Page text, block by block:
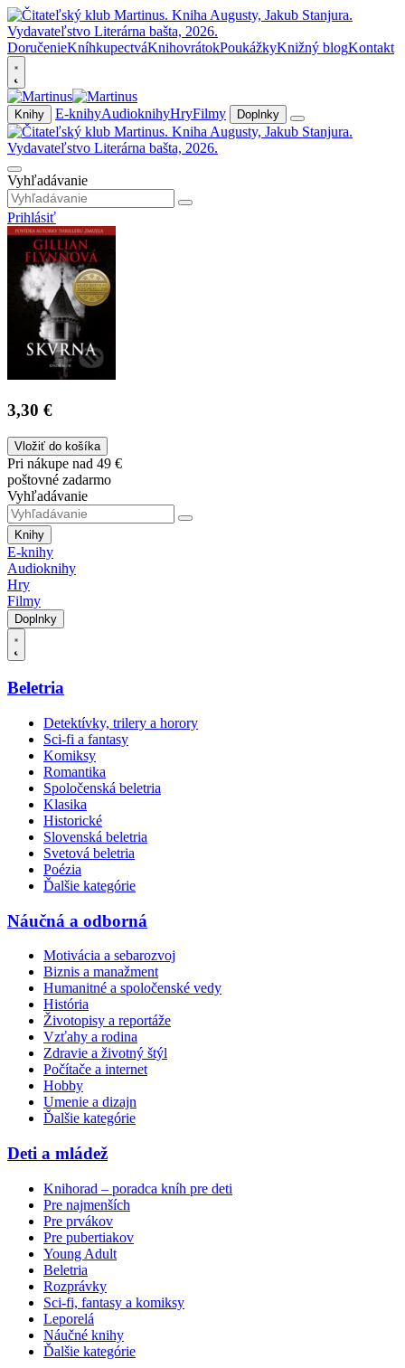
DoručenieKníhkupectváKnihovrátokPoukážkyKnižný blogKontakt
Knihy E-knihyAudioknihyHryFilmy Doplnky
Vyhľadávanie
Prihlásiť
3,30 €
Vložiť do košíka
Pri nákupe nad 49 €
poštovné zadarmo
Vyhľadávanie
Knihy
E-knihy
Audioknihy
Hry
Filmy
Doplnky
Beletria
Detektívky, trilery a horory
Sci-fi a fantasy
Komiksy
Romantika
Spoločenská beletria
Klasika
Historické
Slovenská beletria
Svetová beletria
Poézia
Ďalšie kategórie
Náučná a odborná
Motivácia a sebarozvoj
Biznis a manažment
Humanitné a spoločenské vedy
História
Životopisy a reportáže
Vzťahy a rodina
Zdravie a životný štýl
Počítače a internet
Hobby
Umenie a dizajn
Ďalšie kategórie
Deti a mládež
Knihorad – poradca kníh pre deti
Pre najmenších
Pre prvákov
Pre pubertiakov
Young Adult
Beletria
Rozprávky
Sci-fi, fantasy a komiksy
Leporelá
Náučné knihy
Ďalšie kategórie